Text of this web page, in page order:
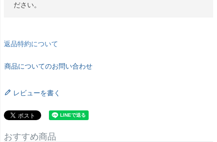
ださい。
返品特約について
商品についてのお問い合わせ
レビューを書く
おすすめ商品